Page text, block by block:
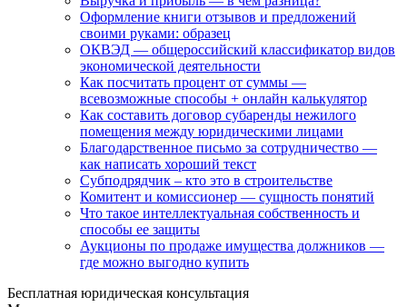
Оформление книги отзывов и предложений
своими руками: образец
ОКВЭД — общероссийский классификатор видов
экономической деятельности
Как посчитать процент от суммы —
всевозможные способы + онлайн калькулятор
Как составить договор субаренды нежилого
помещения между юридическими лицами
Благодарственное письмо за сотрудничество —
как написать хороший текст
Субподрядчик – кто это в строительстве
Комитент и комиссионер — сущность понятий
Что такое интеллектуальная собственность и
способы ее защиты
Аукционы по продаже имущества должников —
где можно выгодно купить
Бесплатная юридическая консультация